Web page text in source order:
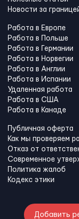
Новости за
Работа в Европе
Работа в Польше
Работа в Германии
Работа в Норвегии
Работа в Англии
Работа в Испании
Удаленная работа
Работа в США
Работа в Канадe
Публичная оферта
Как мы проверяем
Отказ от
Современное
Политика жалоб
Кодекс этики
Добавить